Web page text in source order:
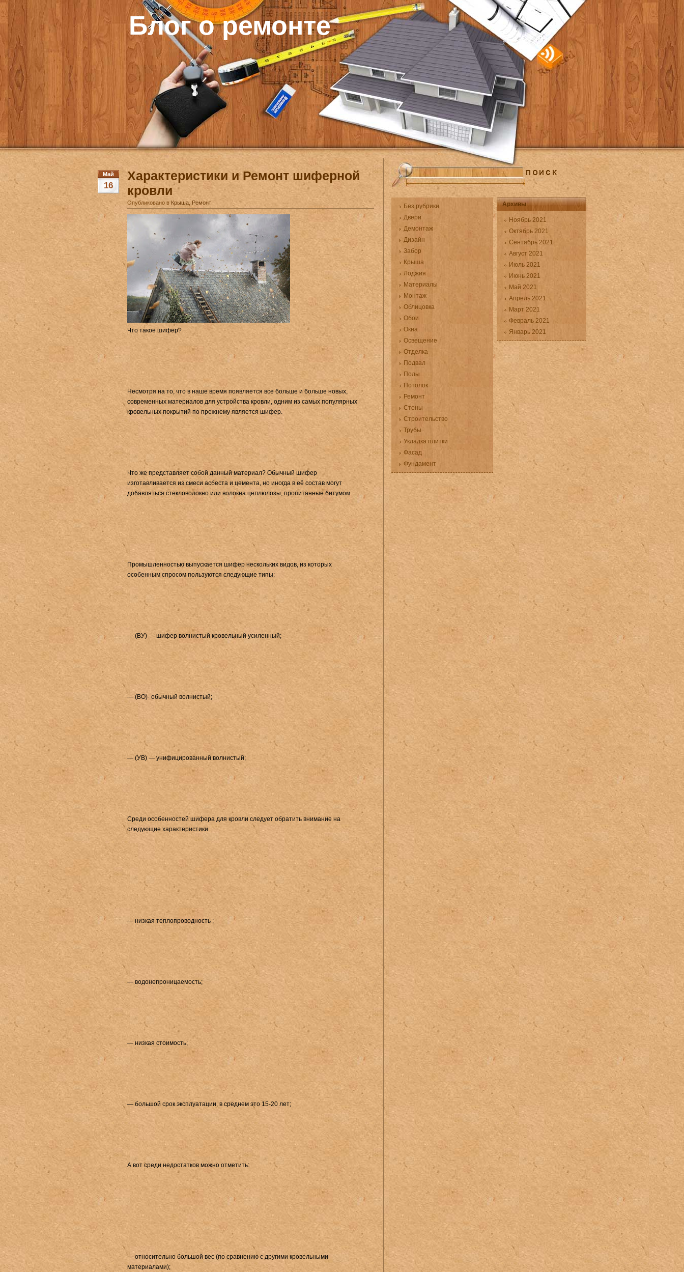
Блог о ремонте
Май
16
Характеристики и Ремонт шиферной
кровли
Опубликовано в Крыша Ремонт
Что такое шифер?
Несмотря на то, что в наше время появляется все больше и больше новых,
современных материалов для устройства кровли, одним из самых популярных
кровельных покрытий по прежнему является шифер.
Что же представляет собой данный материал? Обычный шифер
изготавливается из смеси асбеста и цемента, но иногда в её состав могут
добавляться стекловолокно или волокна целлюлозы, пропитанные битумом.
Промышленностью выпускается шифер нескольких видов, из которых
особенным спросом пользуются следующие типы:
— (ВУ) — шифер волнистый кровельный усиленный;
— (ВО)- обычный волнистый;
— (УВ) — унифицированный волнистый;
Среди особенностей шифера для кровли следует обратить внимание на
следующие характеристики:
— низкая теплопроводность ;
— водонепроницаемость;
— низкая стоимость;
— большой срок эксплуатации, в среднем это 15-20 лет;
А вот среди недостатков можно отметить:
— относительно большой вес (по сравнению с другими кровельными
материалами);
Без рубрики
Двери
Демонтаж
Дизайн
Забор
Крыша
Лоджия
Материалы
Монтаж
Облицовка
Обои
Окна
Освещение
Отделка
Подвал
Полы
Потолок
Ремонт
Стены
Строительство
Трубы
Укладка плитки
Фасад
Фундамент
Архивы
Ноябрь 2021
Октябрь 2021
Сентябрь 2021
Август 2021
Июль 2021
Июнь 2021
Май 2021
Апрель 2021
Март 2021
Февраль 2021
Январь 2021